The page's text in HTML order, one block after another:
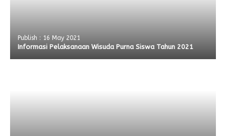
Publish : 16 May 2021
Informasi Pelaksanaan Wisuda Purna Siswa Tahun 2021